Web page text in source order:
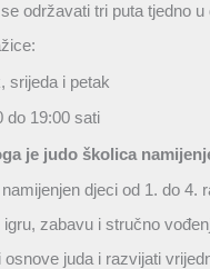
održavati tri puta tjedno
srijeda i petak
do 19:00 sati
je judo školica
djeci od 1. do 4.
zabavu i stručno
osnove juda i razvijati